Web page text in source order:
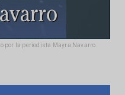
por la periodista Mayra Navarro.